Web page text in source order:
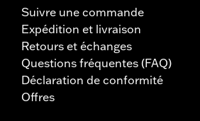
Suivre une commande
Expédition et livraison
Retours et échanges
Questions fréquentes (FAQ)
Déclaration de conformité
Offres